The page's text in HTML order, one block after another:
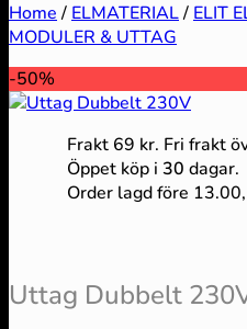
Home / ELMATERIAL/ ELIT
MODULER & UTTAG
-50%
Frakt 69 kr. Fri frakt
Öppet köp i 30 dagar.
Order lagd före
Uttag Dubbelt